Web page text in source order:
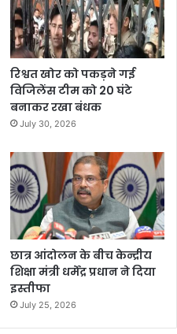
रिश्वत खोर को पकड़ने गई
विजिलेंस टीम को 20 घंटे
बनाकर रखा बंधक
July 30, 2026
छात्र आंदोलन के बीच केन्द्रीय
शिक्षा मंत्री धर्मेंद्र प्रधान ने दिया
इस्तीफा
July 25, 2026